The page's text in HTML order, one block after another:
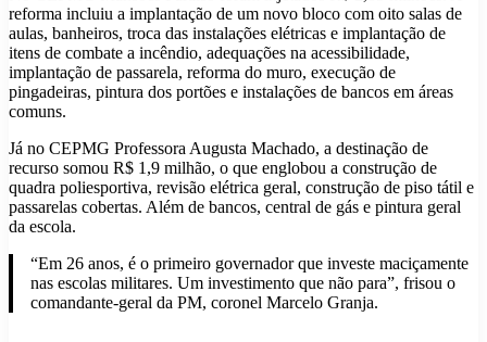
reforma incluiu a implantação de um novo bloco com oito salas de
aulas, banheiros, troca das instalações elétricas e implantação de
itens de combate a incêndio, adequações na acessibilidade,
implantação de passarela, reforma do muro, execução de
pingadeiras, pintura dos portões e instalações de bancos em áreas
comuns.
Já no CEPMG Professora Augusta Machado, a destinação de
recurso somou R$ 1,9 milhão, o que englobou a construção de
quadra poliesportiva, revisão elétrica geral, construção de piso tátil e
passarelas cobertas. Além de bancos, central de gás e pintura geral
da escola.
“Em 26 anos, é o primeiro governador que investe maciçamente
nas escolas militares. Um investimento que não para”, frisou o
comandante-geral da PM, coronel Marcelo Granja.